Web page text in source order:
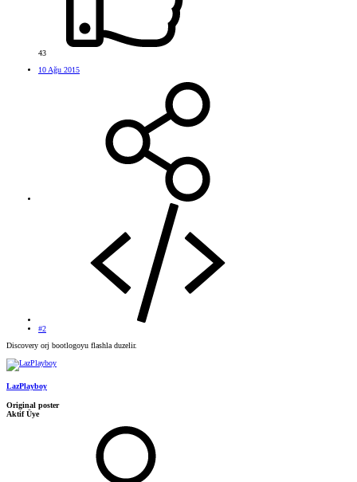
43
10 Ağu 2015
#2
Discovery orj bootlogoyu flashla duzelir.
LazPlayboy
Original poster
Aktif Üye